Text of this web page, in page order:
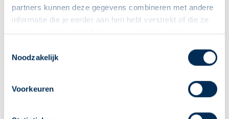
partners kunnen deze gegevens combineren met andere
informatie die je eerder aan hen hebt verstrekt of die ze
hebben verzameld op basis van je gebruik van hun
zorgvuldig om met je gegevens.
Noodzakelijk
Voorkeuren
Deze Service Apotheek staat nu ingesteld als jouw
"Mijn apotheek" menu. Heb je een andere
kan een compressiekous nuttig zijn. Overleg dit met je
huisarts. De huisarts kan je doorsturen naar iemand die
compressiekousen op maat maakt. Compressiekousen
trombose?
Op internet wordt er veel over geschreven. Aspirine zou